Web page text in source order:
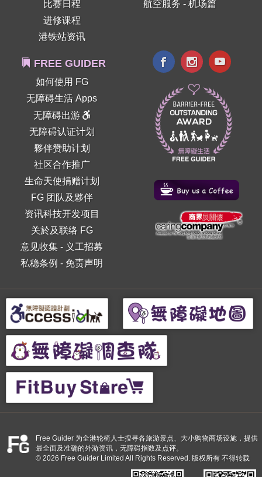
比赛日程
进修课程
港铁站资讯
航空服务 - 机场篇
FREE GUIDER
如何使用 FG
无障碍生活 Apps
无障碍出游
无障碍认证计划
夥伴赞助计划
社区合作推广
生命天使捐赠计划
FG 团队及夥伴
资讯科技开发项目
关於及联络 FG
意见收集 - 义工招募
私稳条例 - 免责声明
Free Guider 为全港轮椅人士搜寻各旅游景点、大小购物商场设施，提供
最全面及准确的外游资讯，无障碍指数及点评。
© 2026 Free Guider Limited All Rights Reserved. 版权所有 不得转载